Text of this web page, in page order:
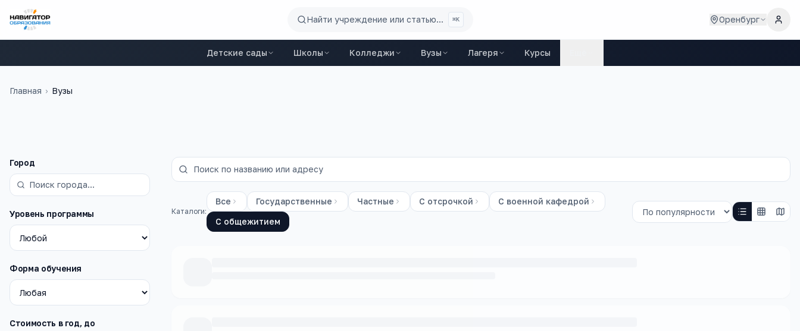
Найти учреждение или статью... ⌘K Оренбург
Детские сады Школы Колледжи Вузы Лагеря Курсы
Главная › Вузы
Фильтры
Город
Уровень программы
Форма обучения
Стоимость в год, до
Каталоги:
Все Государственные Частные С отсрочкой
С военной кафедрой
С общежитием